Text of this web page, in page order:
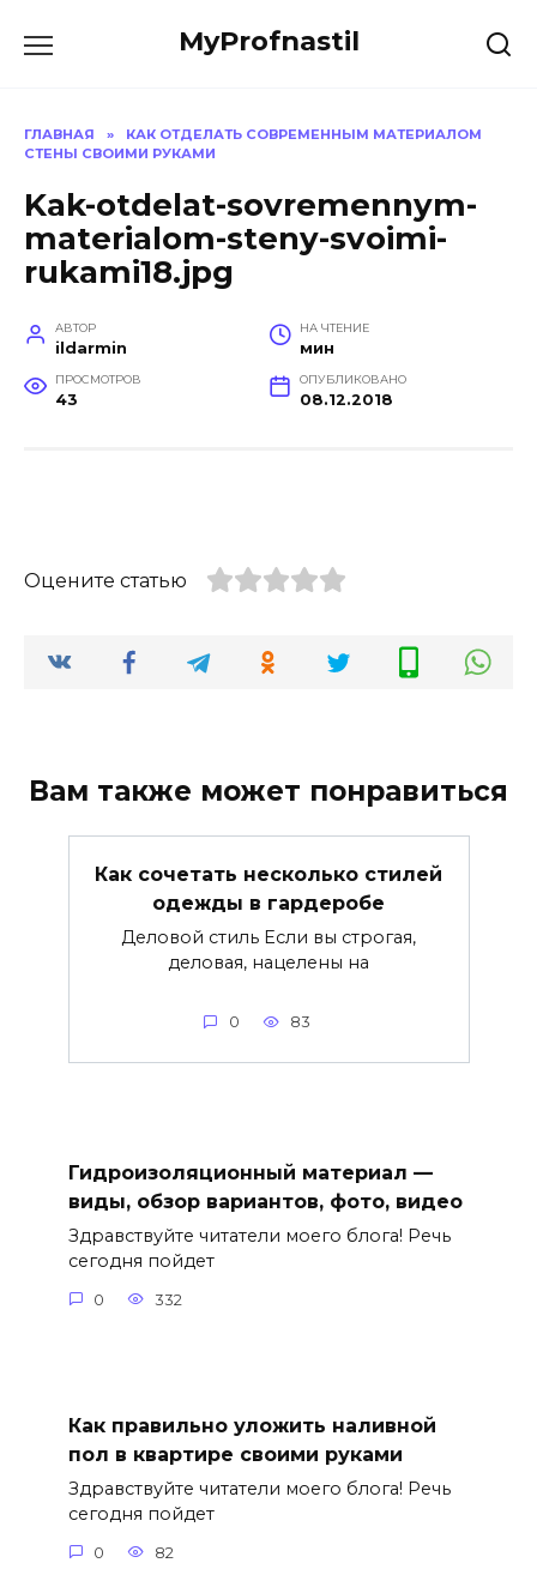
MyProfnastil
ГЛАВНАЯ »
КАК ОТДЕЛАТЬ СОВРЕМЕННЫМ МАТЕРИАЛОМ
СТЕНЫ СВОИМИ РУКАМИ
Kak-otdelat-sovremennym-
materialom-steny-svoimi-
rukami18.jpg
АВТОР
ildarmin
НА ЧТЕНИЕ
мин
ПРОСМОТРОВ
43
ОПУБЛИКОВАНО
08.12.2018
Оцените статью
Вам также может понравиться
Как сочетать несколько стилей
одежды в гардеробе
Деловой стиль Если вы строгая,
деловая, нацелены на
0 83
Гидроизоляционный материал —
виды, обзор вариантов, фото, видео
Здравствуйте читатели моего блога! Речь
сегодня пойдет
0 332
Как правильно уложить наливной
пол в квартире своими руками
Здравствуйте читатели моего блога! Речь
сегодня пойдет
0 82